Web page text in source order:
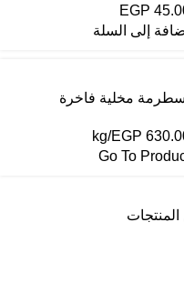
EGP
إلى السلة
مخلية فاخرة
EGP
/kg
Go To